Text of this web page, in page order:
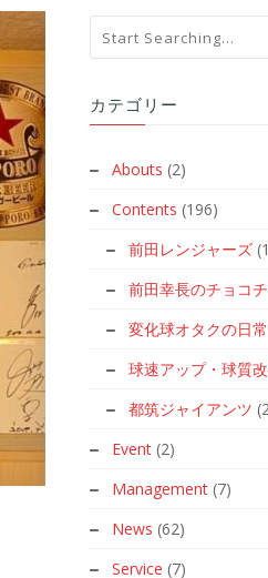
カテゴリー
Abouts (2)
Contents (196)
前田レンジャーズ
前田幸長のチョコ
変化球オタクの日常
球速アップ・球質
都筑ジャイアンツ
Event (2)
Management (7)
News (62)
Service (7)